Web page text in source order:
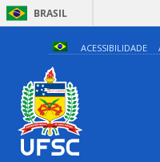
BRASIL
ACESSIBILIDADE